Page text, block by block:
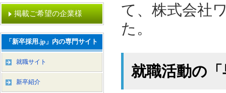
て、株式会社
た。
就職活動の
掲載ご希望の企業様
「新卒採用.jp」内の専門サイト
就職サイト
新卒紹介